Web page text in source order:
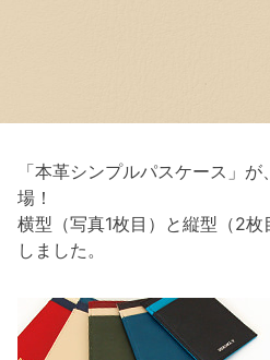
「本革シンプルパスケース」
場！
横型（写真1枚目）と縦型（2
しました。